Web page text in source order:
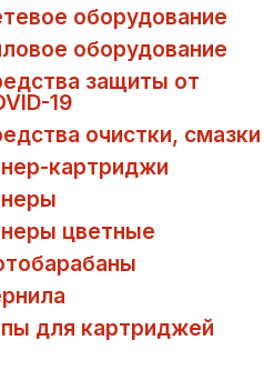
оборудование
оборудование
защиты от
19
очистки, смазки
картриджи
цветные
для картриджей